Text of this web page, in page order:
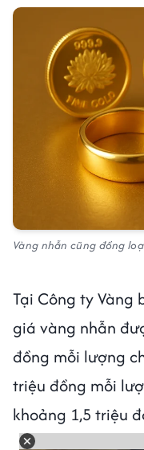
Vàng nhẫn cũng đồng
Tại Công ty Vàng
giá vàng nhẫn
đồng mỗi lượng
triệu đồng mỗi
khoảng 1,5 triệu